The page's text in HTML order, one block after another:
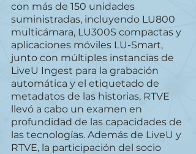
con más de 150 unidades
suministradas, incluyendo LU800
multicámara, LU300S compactas y
aplicaciones móviles LU-Smart,
junto con múltiples instancias de
LiveU Ingest para la grabación
automática y el etiquetado de
metadatos de las historias, RTVE
llevó a cabo un examen en
profundidad de las capacidades de
las tecnologías. Además de LiveU y
RTVE, la participación del socio